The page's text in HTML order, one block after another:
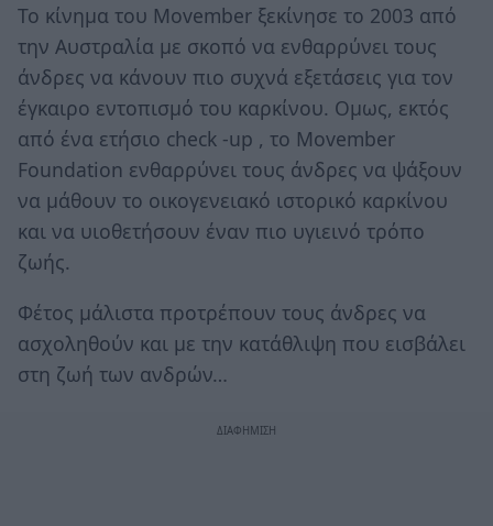
Το κίνημα του Movember ξεκίνησε το 2003 από
την Αυστραλία με σκοπό να ενθαρρύνει τους
άνδρες να κάνουν πιο συχνά εξετάσεις για τον
έγκαιρο εντοπισμό του καρκίνου. Ομως, εκτός
από ένα ετήσιο check -up , το Movember
Foundation ενθαρρύνει τους άνδρες να ψάξουν
να μάθουν το οικογενειακό ιστορικό καρκίνου
και να υιοθετήσουν έναν πιο υγιεινό τρόπο
ζωής.
Φέτος μάλιστα προτρέπουν τους άνδρες να
ασχοληθούν και με την κατάθλιψη που εισβάλει
στη ζωή των ανδρών…